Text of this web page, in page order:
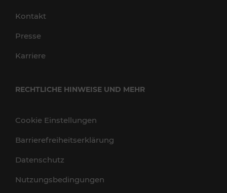
Kontakt
Presse
Karriere
RECHTLICHE HINWEISE UND MEHR
Cookie Einstellungen
Barrierefreiheitserklärung
Datenschutz
Nutzungsbedingungen